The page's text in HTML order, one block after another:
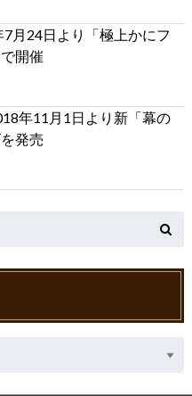
7月24日より「極上かにフ
開催
年11月1日より新「幕の
発売